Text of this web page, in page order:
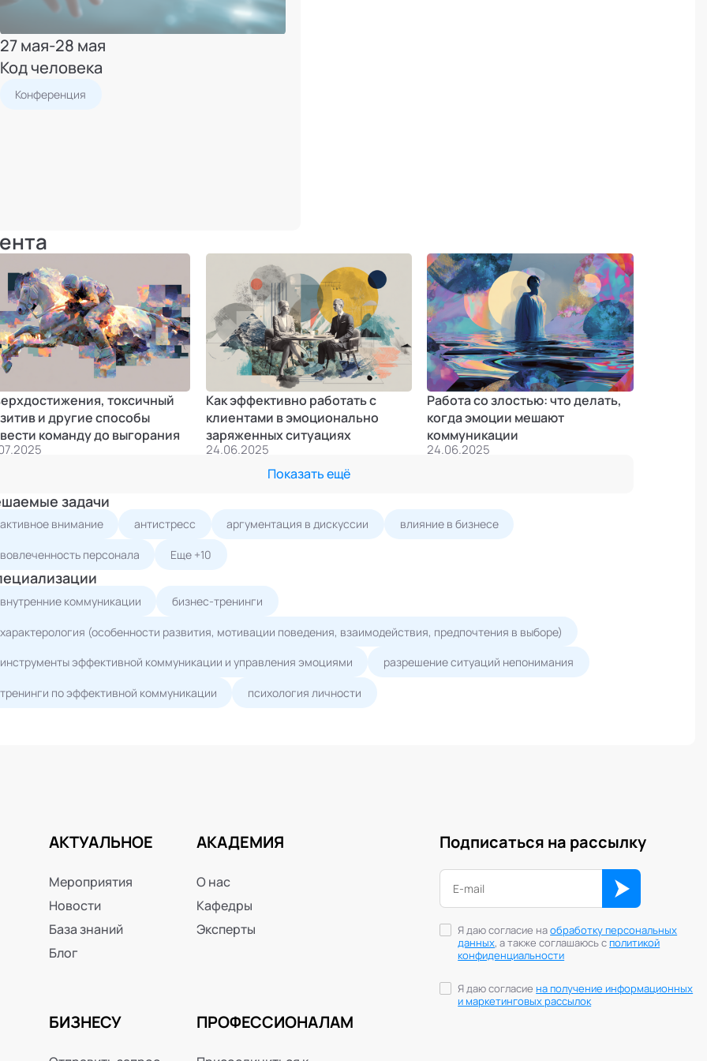
27 мая-28 мая
Код человека
Конференция
токсичный
и другие способы
команду до выгорания
Как эффективно работать с
клиентами в эмоционально
заряженных ситуациях
24.06.2025
Работа со злостью: что делать,
когда эмоции мешают
коммуникации
24.06.2025
Показать ещё
задачи
активное внимание антистресс аргументация в дискуссии влияние в бизнесе
вовлеченность персонала Еще +10
внутренние коммуникации бизнес-тренинги
характерология (особенности развития, мотивации поведения, взаимодействия, предпочтения в выборе)
инструменты эффективной коммуникации и управления эмоциями разрешение ситуаций непонимания
тренинги по эффективной коммуникации психология личности
АКТУАЛЬНОЕ
Мероприятия
Новости
База знаний
Блог
АКАДЕМИЯ
О нас
Кафедры
Эксперты
БИЗНЕСУ ПРОФЕССИОНАЛАМ
Подписаться на рассылку
Я даю согласие наобработку персональных
данных, а также соглашаюсь сполитикой
конфиденциальности
Я даю согласиена получение информационных
и маркетинговых рассылок